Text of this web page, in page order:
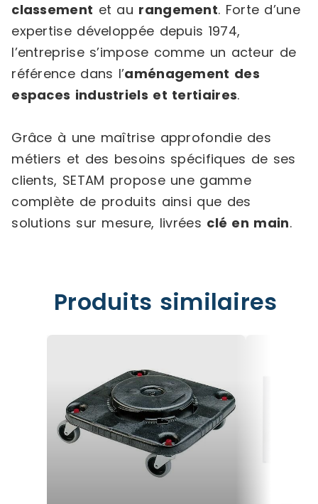
classement et au rangement. Forte d’une
expertise développée depuis 1974,
l’entreprise s’impose comme un acteur de
référence dans l’aménagement des
espaces industriels et tertiaires.
Grâce à une maîtrise approfondie des
métiers et des besoins spécifiques de ses
clients, SETAM propose une gamme
complète de produits ainsi que des
solutions sur mesure, livrées clé en main.
Produits similaires